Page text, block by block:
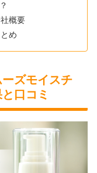
概要
め
ズモイスチ
口コミ